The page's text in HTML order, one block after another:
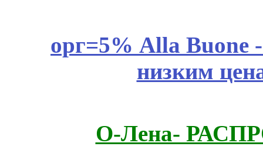
орг=5% Alla Buone
низким
О-Лена-